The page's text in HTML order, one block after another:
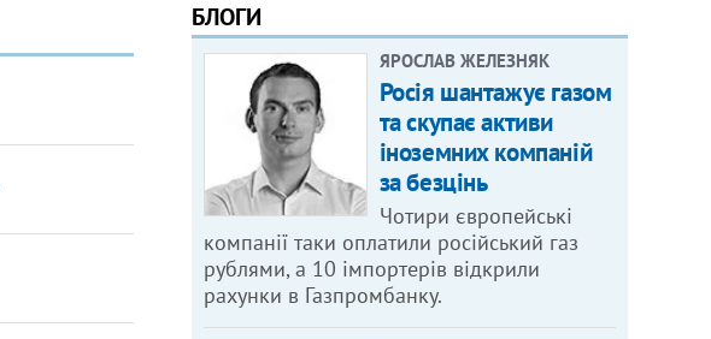
БЛОГИ
ЯРОСЛАВ ЖЕЛЕЗНЯК
Росія шантажує газом
та скупає активи
іноземних компаній
за безцінь
Чотири європейські
компанії таки оплатили російський газ
рублями, а 10 імпортерів відкрили
рахунки в Газпромбанку.